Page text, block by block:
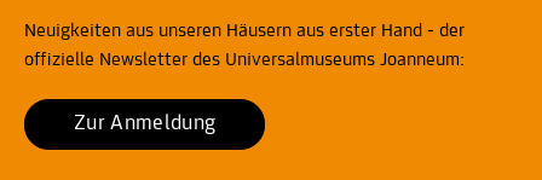
Neuigkeiten aus unseren Häusern aus erster Hand - der
offizielle Newsletter des Universalmuseums Joanneum:
Zur Anmeldung